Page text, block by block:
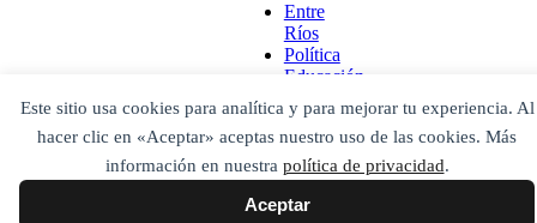
Este sitio usa cookies para analítica y para mejorar tu experiencia. Al
hacer clic en «Aceptar» aceptas nuestro uso de las cookies. Más
información en nuestra política de privacidad.
Aceptar
Entre
Ríos
Política
Educación
Legislaltura
Economía
Judiciales
Salud
El país
América
Escribe aquí abajo lo que desees buscar
O bien prueba
Buscar en el archivo